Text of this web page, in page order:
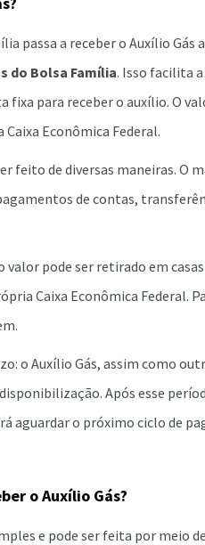
passa a receber o Auxílio Gás
do Bolsa Família. Isso facilita
fixa para receber o auxílio. O
Caixa Econômica Federal.
feito de diversas maneiras. O
de contas,
valor pode ser retirado em
Caixa Econômica Federal.
o Auxílio Gás, assim como
Após esse
aguardar o próximo ciclo de
o Auxílio Gás?
e pode ser feita por meio